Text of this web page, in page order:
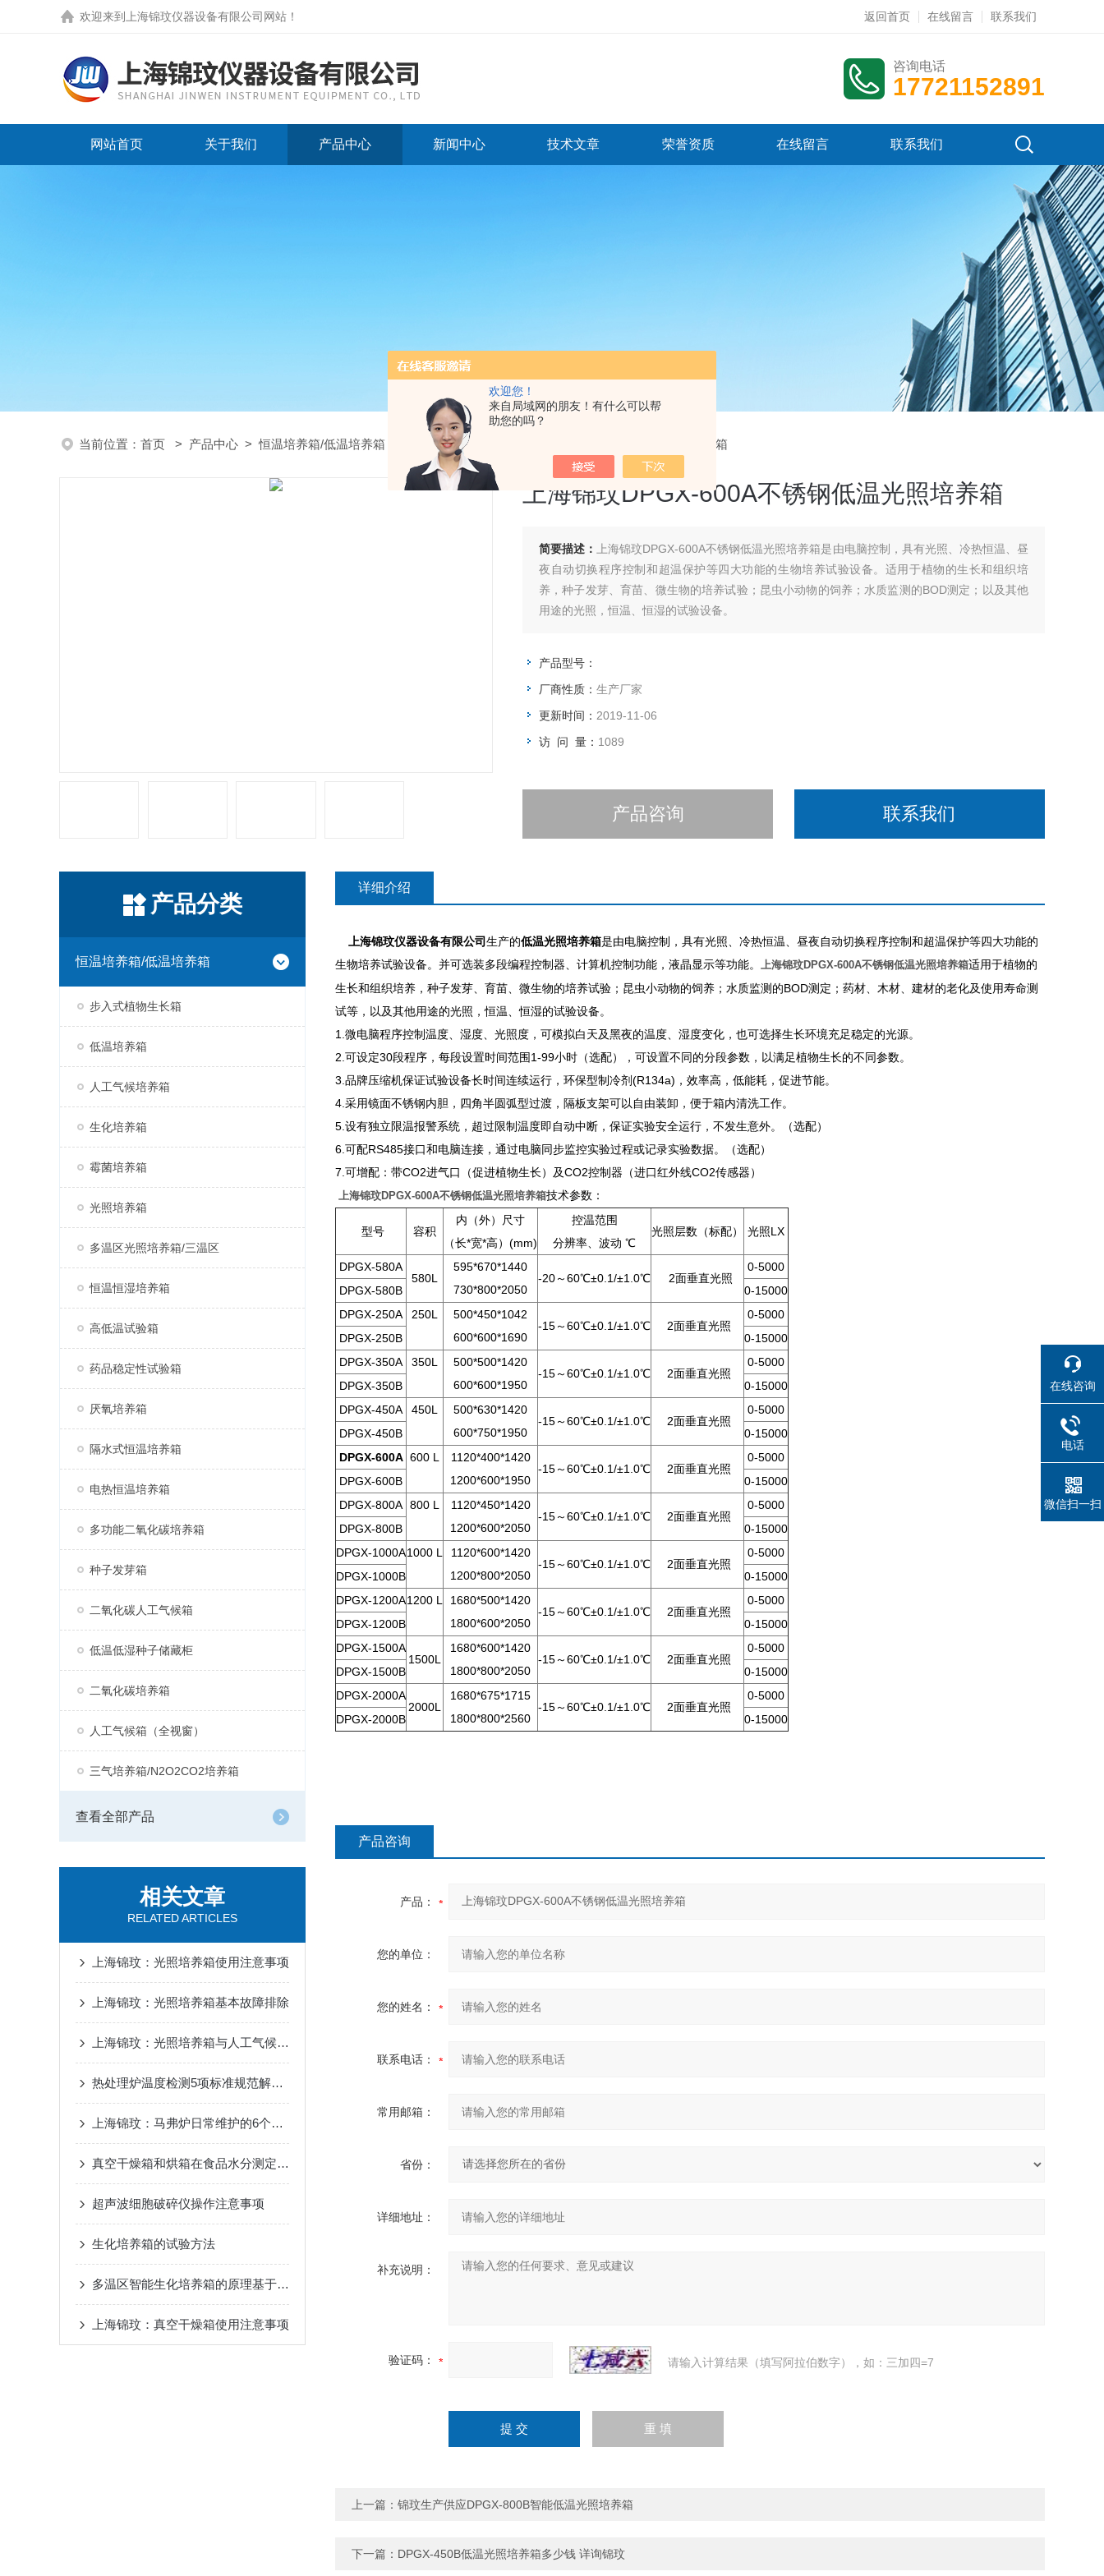
欢迎您！
来自局域网的朋友！有什么可以帮
助您的吗？
欢迎来到 上海锦玟仪器设备有限公司网站 ！ 返回首页 在线留言 联系我们
咨询电话
17721152891
网站首页 关于我们 产品中心 新闻中心 技术文章 荣誉资质 在线留言 联系我们
当前位置： 首页 > 产品中心 >恒温培养箱/低温培养箱 光照培养箱> 上海锦玟DPGX-600A不锈钢低温光照培养箱
上海锦玟DPGX-600A不锈钢低温光照培养箱
简要描述：
上海锦玟DPGX-600A不锈钢低温光照培养箱是由电脑控制，具有光照、冷热恒温、昼
夜自动切换程序控制和超温保护等四大功能的生物培养试验设备。适用于植物的生长和组织培
养，种子发芽、育苗、微生物的培养试验；昆虫小动物的饲养；水质监测的BOD测定；以及其他
用途的光照，恒温、恒湿的试验设备。
产品型号：
厂商性质： 生产厂家
更新时间： 2019-11-06
访 问 量： 1089
产品咨询 联系我们
产品分类
恒温培养箱/低温培养箱
步入式植物生长箱
低温培养箱
人工气候培养箱
生化培养箱
霉菌培养箱
光照培养箱
多温区光照培养箱/三温区
恒温恒湿培养箱
高低温试验箱
药品稳定性试验箱
厌氧培养箱
隔水式恒温培养箱
电热恒温培养箱
多功能二氧化碳培养箱
种子发芽箱
二氧化碳人工气候箱
低温低湿种子储藏柜
二氧化碳培养箱
人工气候箱（全视窗）
三气培养箱/N2O2CO2培养箱
查看全部产品
相关文章
RELATED ARTICLES
上海锦玟：光照培养箱使用注意事项
上海锦玟：光照培养箱基本故障排除
上海锦玟：光照培养箱与人工气候箱的异同
热处理炉温度检测5项标准规范解读三
上海锦玟：马弗炉日常维护的6个注意事项
真空干燥箱和烘箱在食品水分测定中的应用
超声波细胞破碎仪操作注意事项
生化培养箱的试验方法
多温区智能生化培养箱的原理基于反馈控制系统
上海锦玟：真空干燥箱使用注意事项
详细介绍
上海锦玟仪器设备有限公司生产的低温光照培养箱是由电脑控制，具有光照、冷热恒温、昼夜自动切换程序控制和超温保护等四大功能的
生物培养试验设备。并可选装多段编程控制器、计算机控制功能，液晶显示等功能。 上海锦玟DPGX-600A不锈钢低温光照培养箱适用于植物的
生长和组织培养，种子发芽、育苗、微生物的培养试验；昆虫小动物的饲养；水质监测的BOD测定；药材、木材、建材的老化及使用寿命测
试等，以及其他用途的光照，恒温、恒湿的试验设备。
1.微电脑程序控制温度、湿度、光照度，可模拟白天及黑夜的温度、湿度变化，也可选择生长环境充足稳定的光源。
2.可设定30段程序，每段设置时间范围1-99小时（选配），可设置不同的分段参数，以满足植物生长的不同参数。
3.品牌压缩机保证试验设备长时间连续运行，环保型制冷剂(R134a)，效率高，低能耗，促进节能。
4.采用镜面不锈钢内胆，四角半圆弧型过渡，隔板支架可以自由装卸，便于箱内清洗工作。
5.设有独立限温报警系统，超过限制温度即自动中断，保证实验安全运行，不发生意外。（选配）
6.可配RS485接口和电脑连接，通过电脑同步监控实验过程或记录实验数据。（选配）
7.可增配：带CO2进气口（促进植物生长）及CO2控制器（进口红外线CO2传感器）
上海锦玟DPGX-600A不锈钢低温光照培养箱技术参数：
型号 容积
内（外）尺寸
（长*宽*高）(mm)
控温范围
分辨率、波动 ℃
光照层数（标配） 光照LX
DPGX-580A
580L
595*670*1440
730*800*2050
-20～60℃±0.1/±1.0℃ 2面垂直光照
0-5000
DPGX-580B
0-15000
DPGX-250A
250L
500*450*1042
600*600*1690
-15～60℃±0.1/±1.0℃ 2面垂直光照
0-5000
DPGX-250B
0-15000
DPGX-350A
350L
500*500*1420
600*600*1950
-15～60℃±0.1/±1.0℃ 2面垂直光照
0-5000
DPGX-350B
0-15000
DPGX-450A
450L
500*630*1420
600*750*1950
-15～60℃±0.1/±1.0℃ 2面垂直光照
0-5000
DPGX-450B
0-15000
DPGX-600A 600 L
1120*400*1420
1200*600*1950
-15～60℃±0.1/±1.0℃ 2面垂直光照
0-5000
DPGX-600B
0-15000
DPGX-800A 800 L
1120*450*1420
1200*600*2050
-15～60℃±0.1/±1.0℃ 2面垂直光照
0-5000
DPGX-800B
0-15000
DPGX-1000A1000 L
1120*600*1420
1200*800*2050
-15～60℃±0.1/±1.0℃ 2面垂直光照
0-5000
DPGX-1000B
0-15000
DPGX-1200A1200 L
1680*500*1420
1800*600*2050
-15～60℃±0.1/±1.0℃ 2面垂直光照
0-5000
DPGX-1200B
0-15000
DPGX-1500A
1500L
1680*600*1420
1800*800*2050
-15～60℃±0.1/±1.0℃ 2面垂直光照
0-5000
DPGX-1500B
0-15000
DPGX-2000A
2000L
1680*675*1715
1800*800*2560
-15～60℃±0.1/±1.0℃ 2面垂直光照
0-5000
DPGX-2000B
0-15000
产品咨询
产品：
您的单位：
您的姓名：
联系电话：
常用邮箱：
省份：
详细地址：
补充说明：
验证码： 请输入计算结果（填写阿拉伯数字），如：三加四=7
上一篇： 锦玟生产供应DPGX-800B智能低温光照培养箱
下一篇： DPGX-450B低温光照培养箱多少钱 详询锦玟
在线咨询
电话
微信扫一扫